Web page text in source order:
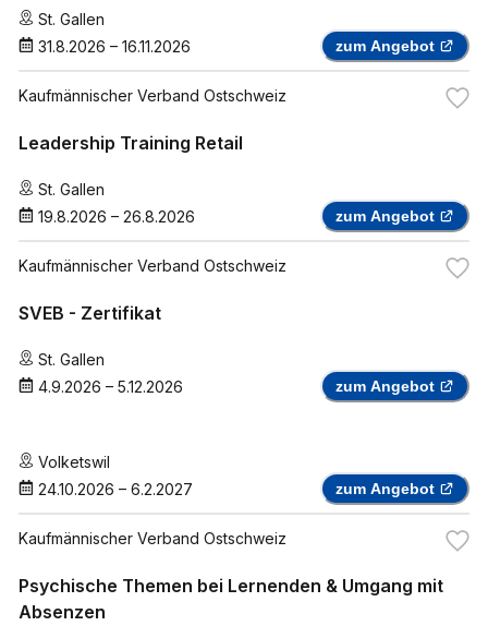
St. Gallen
31.8.2026 – 16.11.2026 zum Angebot
Kaufmännischer Verband Ostschweiz
Leadership Training Retail
St. Gallen
19.8.2026 – 26.8.2026 zum Angebot
Kaufmännischer Verband Ostschweiz
SVEB - Zertifikat
St. Gallen
4.9.2026 – 5.12.2026 zum Angebot
Volketswil
24.10.2026 – 6.2.2027 zum Angebot
Kaufmännischer Verband Ostschweiz
Psychische Themen bei Lernenden & Umgang mit
Absenzen